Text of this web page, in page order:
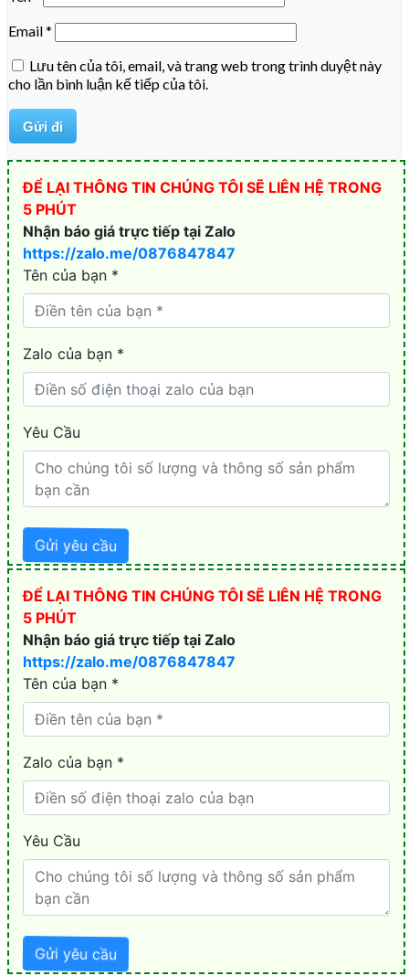
Email*
Lưu tên của tôi, email, và trang web trong trình duyệt này
cho lần bình luận kế tiếp của tôi.